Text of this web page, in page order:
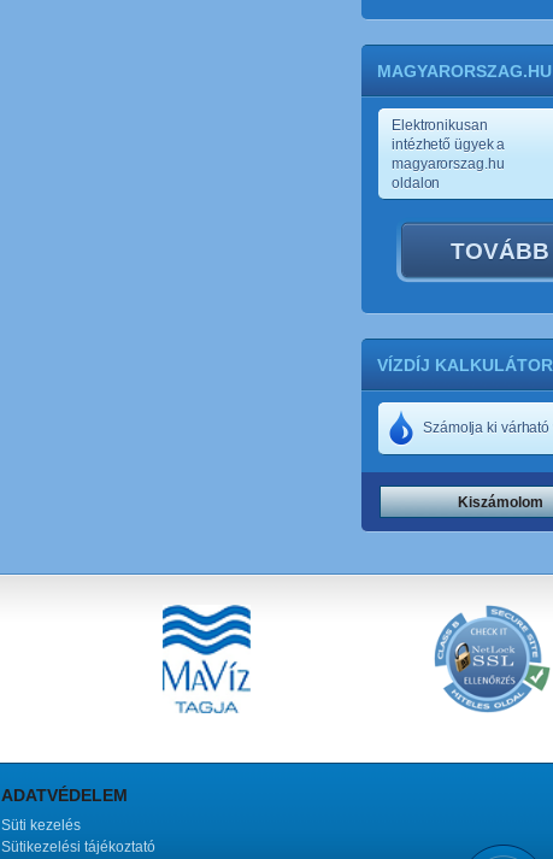
MAGYARORSZAG.HU
Elektronikusan
intézhető ügyek a
magyarorszag.hu
oldalon
TOVÁBB
VÍZDÍJ KALKULÁTOR
Számolja ki várható
Kiszámolom
ADATVÉDELEM
Süti kezelés
Sütikezelési tájékoztató